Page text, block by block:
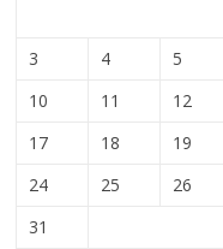
3
4 5
10
11 12
17
18 19
24
25 26
31